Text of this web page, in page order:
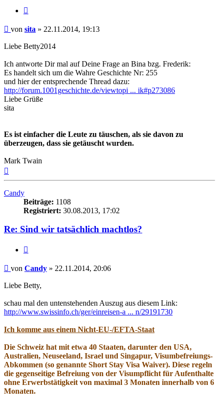
Beitrag
von sita » 22.11.2014, 19:13
Liebe Betty2014
Ich antworte Dir mal auf Deine Frage an Bina bzg. Frederik:
Es handelt sich um die Wahre Geschichte Nr: 255
und hier der entsprechende Thread dazu:
http://forum.1001geschichte.de/viewtopi ... ik#p273086
Liebe Grüße
sita
Es ist einfacher die Leute zu täuschen, als sie davon zu
überzeugen, dass sie getäuscht wurden.
Mark Twain
Candy
Beiträge: 1108
Registriert: 30.08.2013, 17:02
Re: Sind wir tatsächlich machtlos?
Beitrag
von Candy » 22.11.2014, 20:06
Liebe Betty,
schau mal den untenstehenden Auszug aus diesem Link:
http://www.swissinfo.ch/ger/einreisen-a ... n/29191730
Ich komme aus einem Nicht-EU-/EFTA-Staat
Die Schweiz hat mit etwa 40 Staaten, darunter den USA,
Australien, Neuseeland, Israel und Singapur, Visumbefreiungs-
Abkommen (so genannte Short Stay Visa Waiver). Diese regeln
die gegenseitige Befreiung von der Visumpflicht für Aufenthalte
ohne Erwerbstätigkeit von maximal 3 Monaten innerhalb von 6
Monaten.